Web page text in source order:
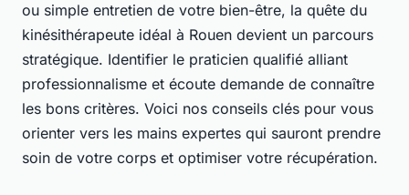
ou simple entretien de votre bien-être, la quête du
kinésithérapeute idéal à Rouen devient un parcours
stratégique. Identifier le praticien qualifié alliant
professionnalisme et écoute demande de connaître
les bons critères. Voici nos conseils clés pour vous
orienter vers les mains expertes qui sauront prendre
soin de votre corps et optimiser votre récupération.